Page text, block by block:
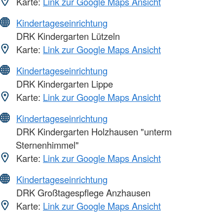
Kindertageseinrichtung
DRK Kindergarten Lützeln
Karte: Link zur Google Maps Ansicht
Kindertageseinrichtung
DRK Kindergarten Lippe
Karte: Link zur Google Maps Ansicht
Kindertageseinrichtung
DRK Kindergarten Holzhausen "unterm
Sternenhimmel"
Karte: Link zur Google Maps Ansicht
Kindertageseinrichtung
DRK Großtagespflege Anzhausen
Karte: Link zur Google Maps Ansicht